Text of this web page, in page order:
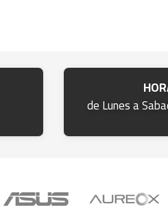
de Lunes a